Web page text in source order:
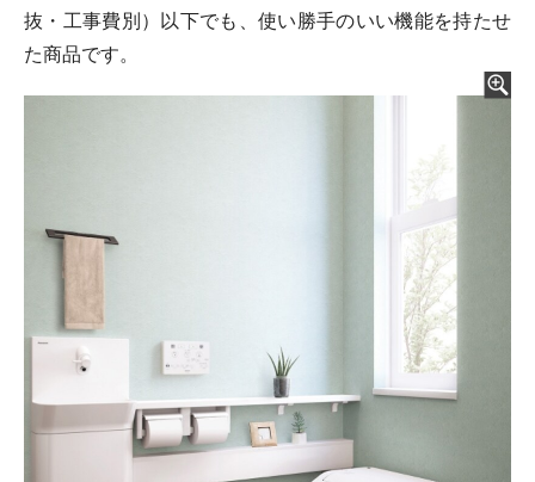
抜・工事費別）以下でも、使い勝手のいい機能を持たせ
た商品です。